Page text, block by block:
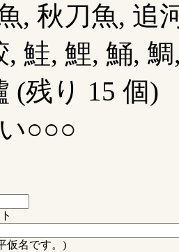
, 秋刀魚, 追
, 鮭, 鯉, 鯒,
(残り 15 個)
○○○
仮名です。)